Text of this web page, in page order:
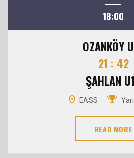
18:00
OZANKÖY
21 : 42
ŞAHLAN
EASS
READ MORE